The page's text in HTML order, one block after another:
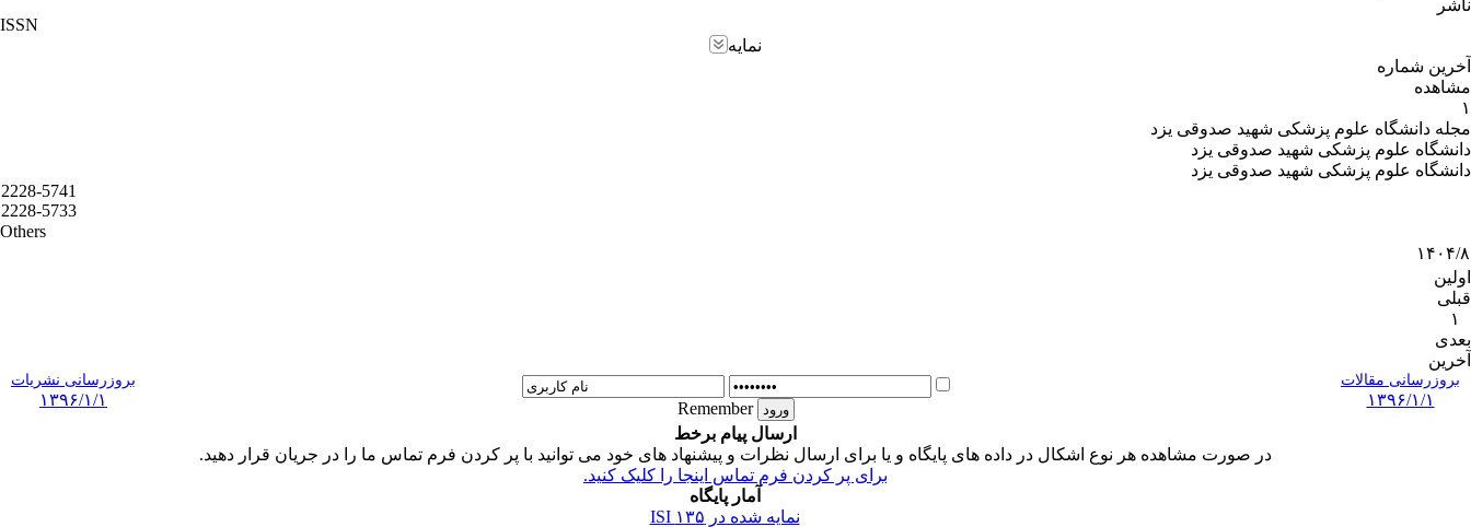
ناشر
ISSN
نمایه
آخرین شماره
مشاهده
۱
مجله دانشگاه علوم پزشکی شهید صدوقی یزد
دانشگاه علوم پزشکی شهید صدوقی یزد
دانشگاه علوم پزشکی شهید صدوقی یزد
2228-5741
2228-5733
Others
۱۴۰۴/۸
اولین
قبلی
۱
بعدی
آخرین
بروزرسانی نشریات
۱۳۹۶/۱/۱
بروزرسانی مقالات
۱۳۹۶/۱/۱
Remember
ارسال پیام برخط
در صورت مشاهده هر نوع اشکال در داده های پایگاه و یا برای ارسال نظرات و پیشنهاد های خود می توانید با پر کردن فرم تماس ما را در جریان قرار دهید.
برای پر کردن فرم تماس اینجا را کلیک کنید.
آمار پایگاه
نمایه شده در ISI ۱۳۵